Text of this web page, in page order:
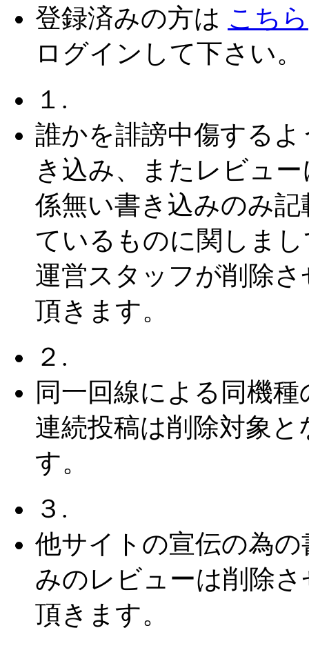
登録済みの方は こちら
ログインして下さい。
１.
誰かを誹謗中傷するよ
き込み、またレビュー
係無い書き込みのみ記
ているものに関しま
運営スタッフが削除さ
頂きます。
２.
同一回線による同機種
連続投稿は削除対象と
す。
３.
他サイトの宣伝の為の
みのレビューは削除さ
頂きます。